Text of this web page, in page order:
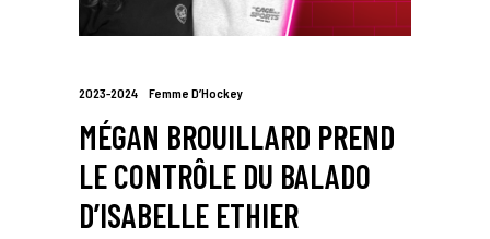
2023-2024 Femme D’Hockey
MÉGAN BROUILLARD PREND
LE CONTRÔLE DU BALADO
D’ISABELLE ETHIER